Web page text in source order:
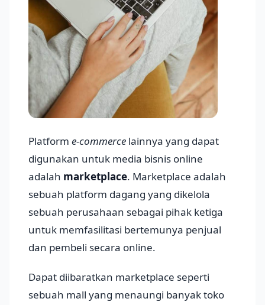
Platform e-commerce lainnya yang dapat
digunakan untuk media bisnis online
adalah marketplace. Marketplace adalah
sebuah platform dagang yang dikelola
sebuah perusahaan sebagai pihak ketiga
untuk memfasilitasi bertemunya penjual
dan pembeli secara online.
Dapat diibaratkan marketplace seperti
sebuah mall yang menaungi banyak toko